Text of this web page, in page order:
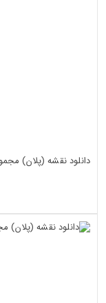
دانلود نقشه (پلان)